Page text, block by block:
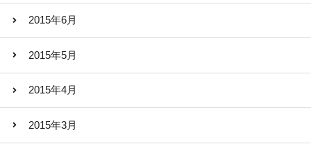
2015年6月
2015年5月
2015年4月
2015年3月